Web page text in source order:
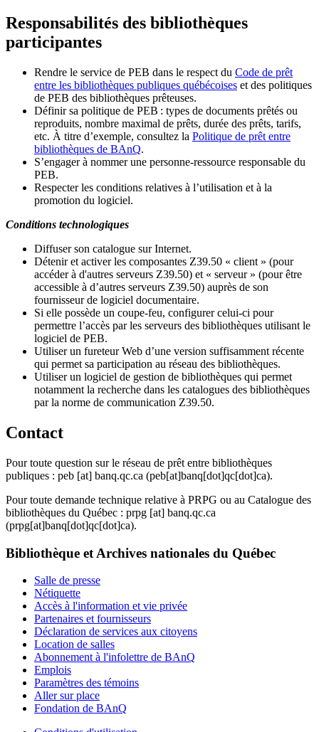
Responsabilités des bibliothèques
participantes
Rendre le service de PEB dans le respect du Code de prêt
entre les bibliothèques publiques québécoises et des politiques
de PEB des bibliothèques prêteuses.
Définir sa politique de PEB : types de documents prêtés ou
reproduits, nombre maximal de prêts, durée des prêts, tarifs,
etc. À titre d’exemple, consultez la Politique de prêt entre
bibliothèques de BAnQ.
S’engager à nommer une personne-ressource responsable du
PEB.
Respecter les conditions relatives à l’utilisation et à la
promotion du logiciel.
Conditions technologiques
Diffuser son catalogue sur Internet.
Détenir et activer les composantes Z39.50 « client » (pour
accéder à d'autres serveurs Z39.50) et « serveur » (pour être
accessible à d’autres serveurs Z39.50) auprès de son
fournisseur de logiciel documentaire.
Si elle possède un coupe-feu, configurer celui-ci pour
permettre l’accès par les serveurs des bibliothèques utilisant le
logiciel de PEB.
Utiliser un fureteur Web d’une version suffisamment récente
qui permet sa participation au réseau des bibliothèques.
Utiliser un logiciel de gestion de bibliothèques qui permet
notamment la recherche dans les catalogues des bibliothèques
par la norme de communication Z39.50.
Contact
Pour toute question sur le réseau de prêt entre bibliothèques
publiques : peb [at] banq.qc.ca (peb[at]banq[dot]qc[dot]ca).
Pour toute demande technique relative à PRPG ou au Catalogue des
bibliothèques du Québec : prpg [at] banq.qc.ca
(prpg[at]banq[dot]qc[dot]ca).
Bibliothèque et Archives nationales du Québec
Salle de presse
Nétiquette
Accès à l'information et vie privée
Partenaires et fournisseurs
Déclaration de services aux citoyens
Location de salles
Abonnement à l'infolettre de BAnQ
Emplois
Paramètres des témoins
Aller sur place
Fondation de BAnQ